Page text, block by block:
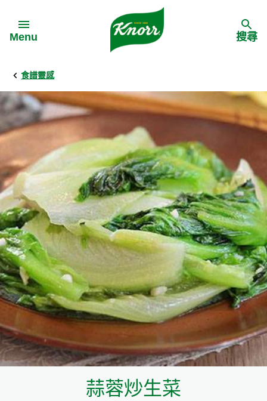
Menu
Back
食譜靈感
料理食材
料理方式
季節節慶
多國料理
料理種類
Back
家樂牌產品
家樂牌純鮮雞粉
家樂牌雞粉
家樂牌鮮菇粉
家樂牌濃湯寶
家樂牌雞汁
家樂牌快熟通心粉
家樂牌鮮露
Back
主頁
甚麼是愛環境食材
愛環境食材名單
愛環境食材食譜
愛環境食材篩選條件
搜尋
食譜靈感
蒜蓉炒生菜